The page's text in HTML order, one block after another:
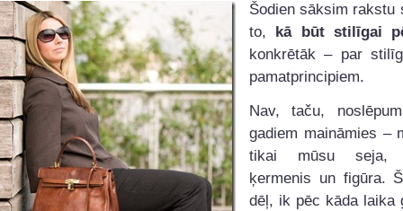
Šodien sāksim
to,
kā būt stilīgai
konkrētāk – par
pamatprincipiem.
Nav, taču,
gadiem maināmies –
tikai mūsu
ķermenis un figūra.
dēļ, ik pēc kāda laika